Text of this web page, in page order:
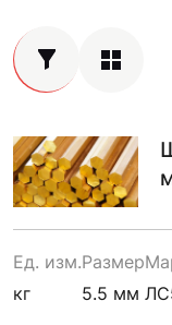
Ед. изм.
кг
Размер
5.5 мм